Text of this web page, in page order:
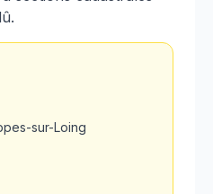
sur-Loing